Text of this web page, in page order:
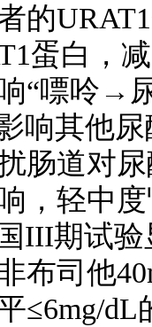
的
蛋白，
“嘌呤→
响其他
肠道对
，轻中
III期试验
布司他
≤6mg/